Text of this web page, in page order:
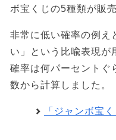
ボ宝くじの5種類が販
非常に低い確率の例え
い」という比喩表現が
確率は何パーセントぐ
数から計算しました。
「ジャンボ宝